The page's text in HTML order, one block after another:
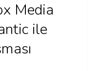
Media
ile